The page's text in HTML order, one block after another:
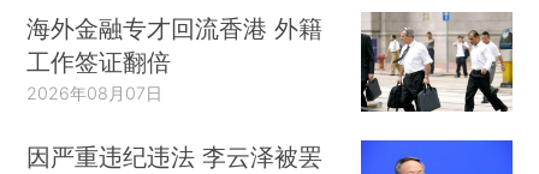
海外金融专才回流香港 外籍
工作签证翻倍
2026年08月07日
因严重违纪违法 李云泽被罢